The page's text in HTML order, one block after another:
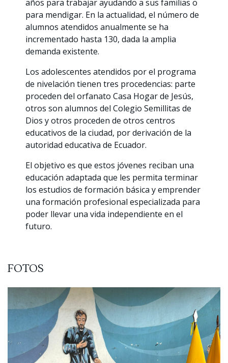
años para trabajar ayudando a sus familias o
para mendigar. En la actualidad, el número de
alumnos atendidos anualmente se ha
incrementado hasta 130, dada la amplia
demanda existente.
Los adolescentes atendidos por el programa
de nivelación tienen tres procedencias: parte
proceden del orfanato Casa Hogar de Jesús,
otros son alumnos del Colegio Semillitas de
Dios y otros proceden de otros centros
educativos de la ciudad, por derivación de la
autoridad educativa de Ecuador.
El objetivo es que estos jóvenes reciban una
educación adaptada que les permita terminar
los estudios de formación básica y emprender
una formación profesional especializada para
poder llevar una vida independiente en el
futuro.
FOTOS